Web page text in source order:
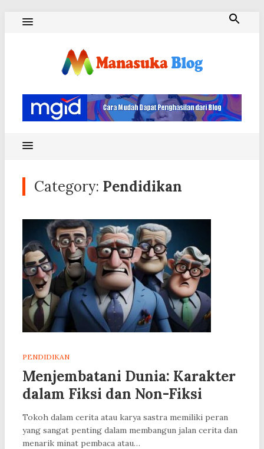
Category: Pendidikan
PENDIDIKAN
Menjembatani Dunia: Karakter
dalam Fiksi dan Non-Fiksi
Tokoh dalam cerita atau karya sastra memiliki peran
yang sangat penting dalam membangun jalan cerita dan
menarik minat pembaca atau…